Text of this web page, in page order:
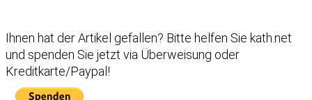
Ihnen hat der Artikel gefallen? Bitte helfen Sie kath.net
und spenden Sie jetzt via Überweisung oder
Kreditkarte/Paypal!